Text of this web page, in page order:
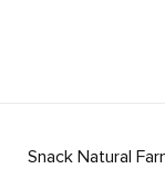
Snack Natural